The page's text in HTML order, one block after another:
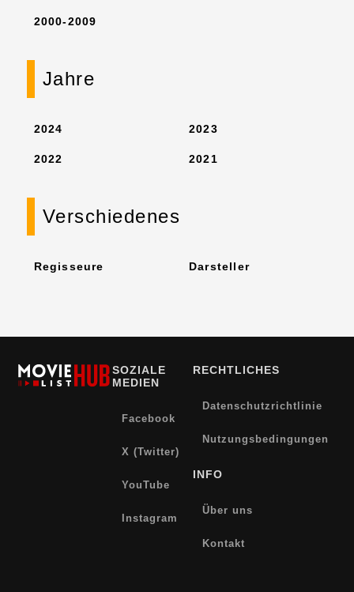
2000-2009
Jahre
2024
2022
2023
2021
Verschiedenes
Regisseure Darsteller
SOZIALE
MEDIEN
Facebook
X (Twitter)
YouTube
Instagram
RECHTLICHES
Datenschutzrichtlinie
Nutzungsbedingungen
INFO
Über uns
Kontakt